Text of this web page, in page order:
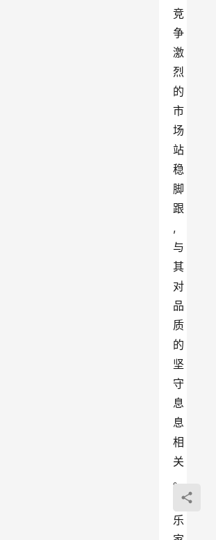
竞
争
激
烈
的
市
场
站
稳
脚
跟
,
与
其
对
品
质
的
坚
守
息
息
相
关
。
美
乐